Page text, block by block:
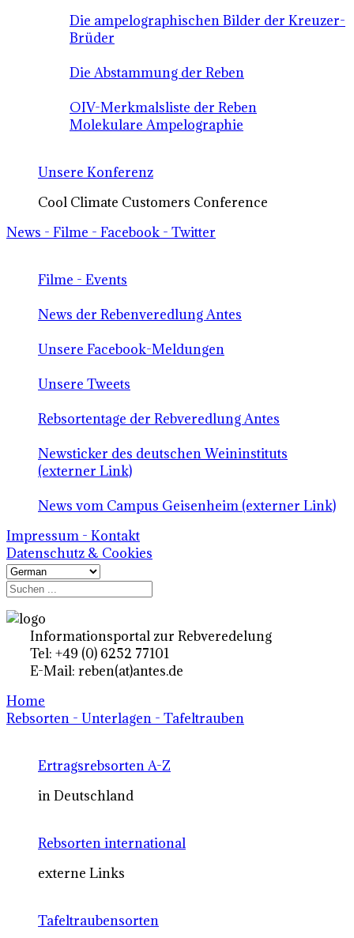
Die ampelographischen Bilder der Kreuzer-
Brüder
Die Abstammung der Reben
OIV-Merkmalsliste der Reben
Molekulare Ampelographie
Unsere Konferenz
Cool Climate Customers Conference
News - Filme - Facebook - Twitter
Filme - Events
News der Rebenveredlung Antes
Unsere Facebook-Meldungen
Unsere Tweets
Rebsortentage der Rebveredlung Antes
Newsticker des deutschen Weininstituts
(externer Link)
News vom Campus Geisenheim (externer Link)
Impressum - Kontakt
Datenschutz & Cookies
Informationsportal zur Rebveredelung
Tel: +49 (0) 6252 77101
E-Mail: reben(at)antes.de
Home
Rebsorten - Unterlagen - Tafeltrauben
Ertragsrebsorten A-Z
in Deutschland
Rebsorten international
externe Links
Tafeltraubensorten